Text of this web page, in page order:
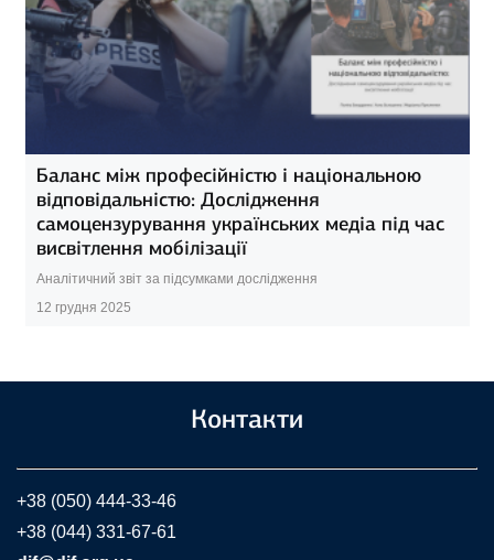
Баланс між професійністю і національною
відповідальністю: Дослідження
самоцензурування українських медіа під час
висвітлення мобілізації
Аналітичний звіт за підсумками дослідження
12 грудня 2025
Контакти
+38 (050) 444-33-46
+38 (044) 331-67-61